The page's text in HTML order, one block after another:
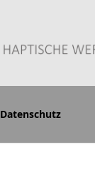
Datenschutz